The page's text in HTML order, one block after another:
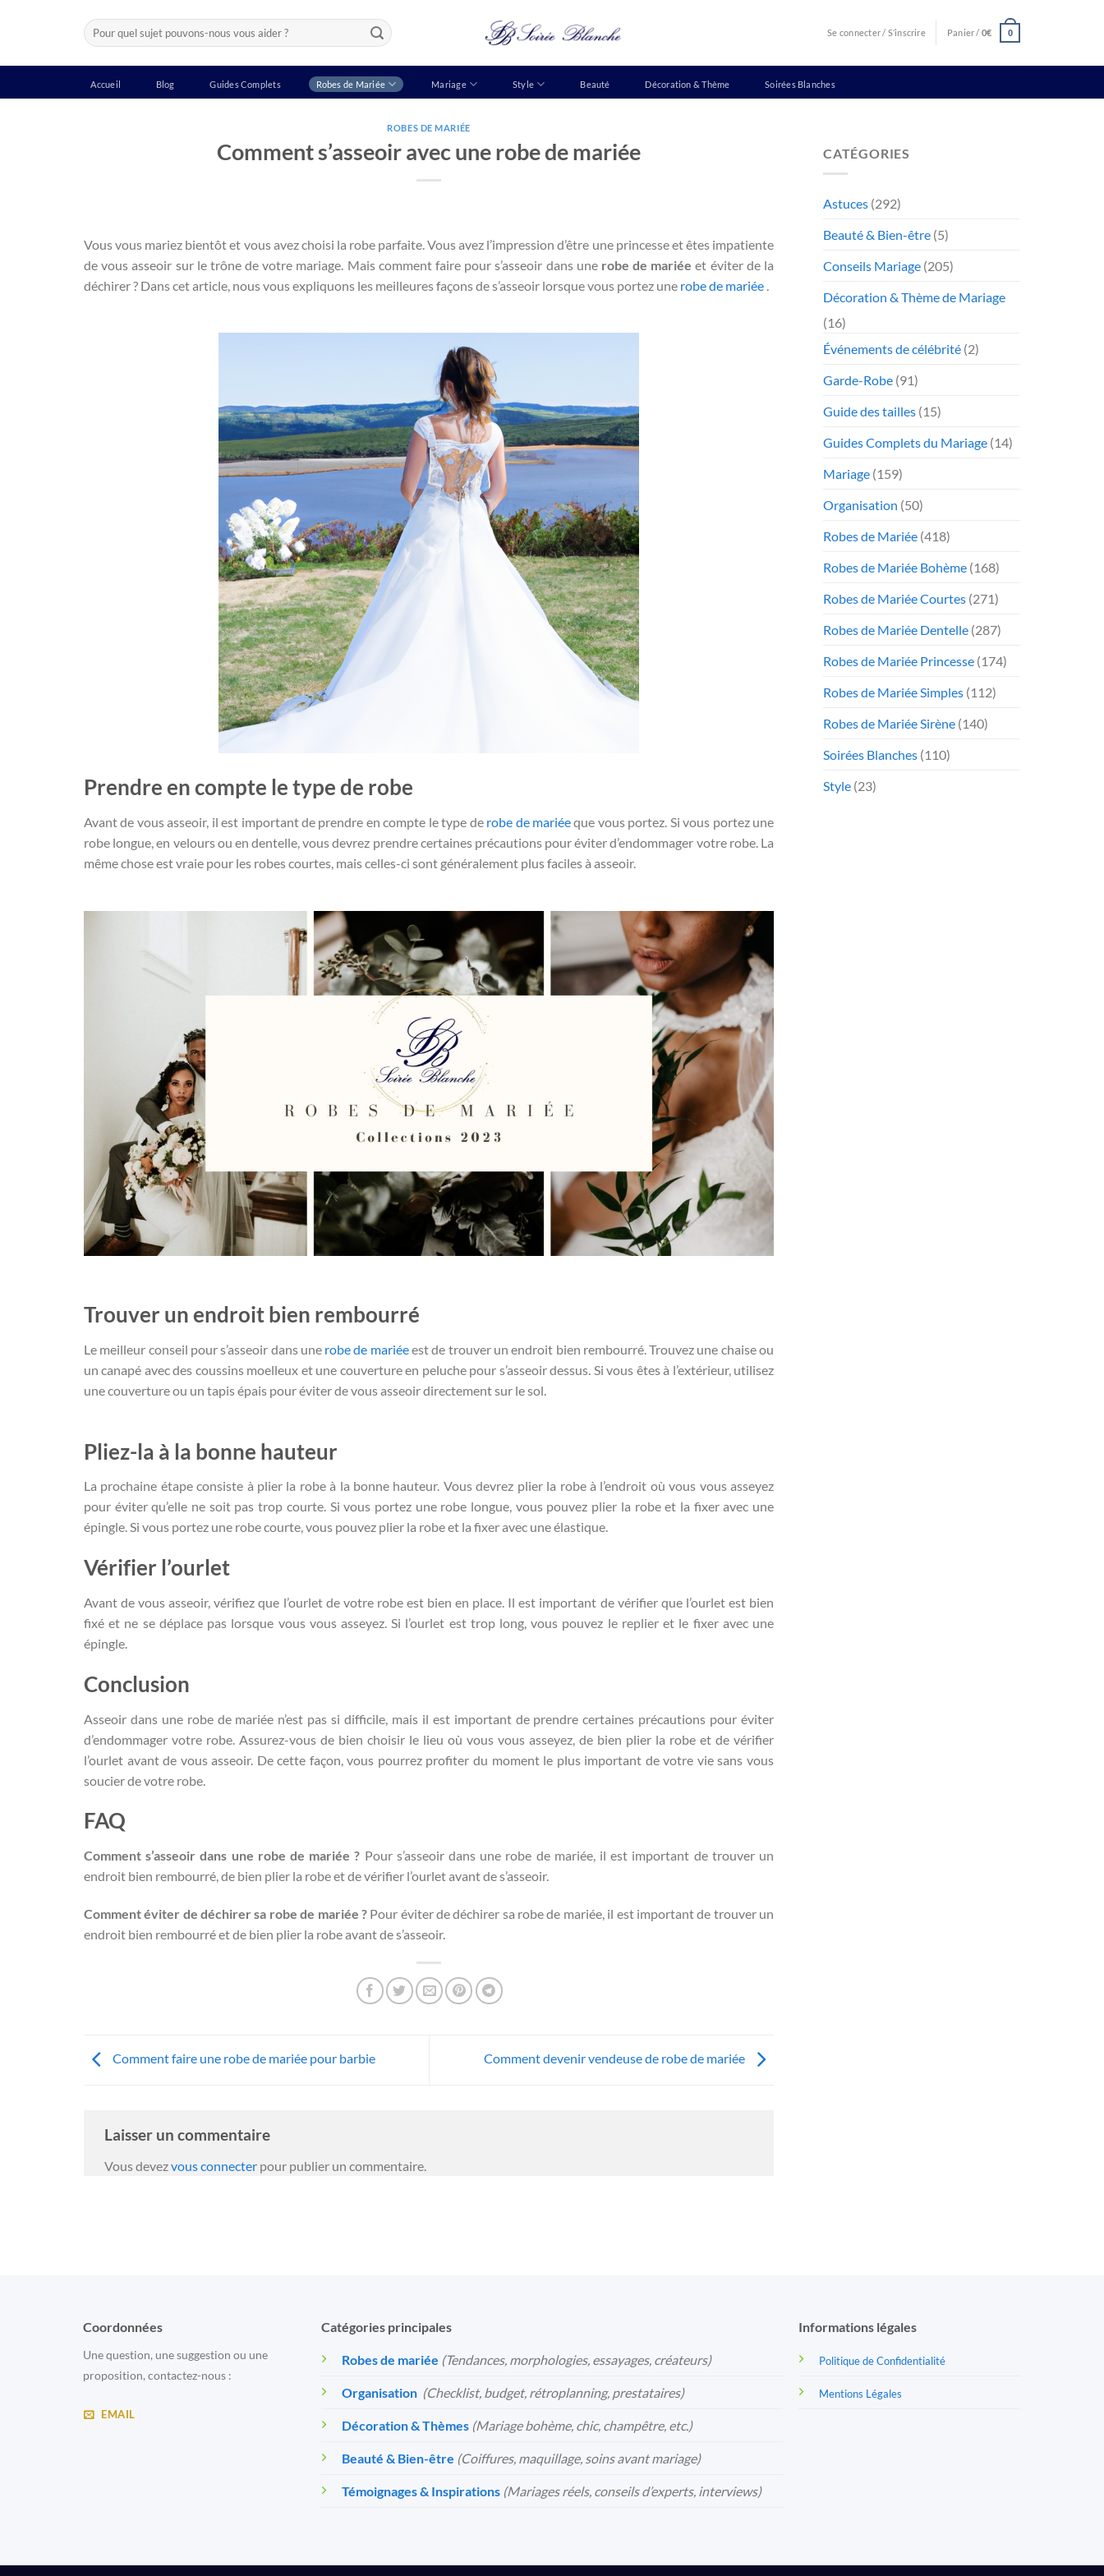
Recherche
pour :
Se connecter / S’inscrire Panier / 0€ 0
Accueil Blog Guides Complets Robes de Mariée Mariage Style Beauté Décoration & Thème Soirées Blanches
ROBES DE MARIÉE
Comment s’asseoir avec une robe de mariée
Vous vous mariez bientôt et vous avez choisi la robe parfaite. Vous avez l’impression d’être une princesse et êtes impatiente
de vous asseoir sur le trône de votre mariage. Mais comment faire pour s’asseoir dans une robe de mariée et éviter de la
déchirer ? Dans cet article, nous vous expliquons les meilleures façons de s’asseoir lorsque vous portez une robe de mariée
Prendre en compte le type de robe
Avant de vous asseoir, il est important de prendre en compte le type de robe de mariéeque vous portez. Si vous portez une
robe longue, en velours ou en dentelle, vous devrez prendre certaines précautions pour éviter d’endommager votre robe. La
même chose est vraie pour les robes courtes, mais celles-ci sont généralement plus faciles à asseoir.
Trouver un endroit bien rembourré
Le meilleur conseil pour s’asseoir dans une robe de mariéeest de trouver un endroit bien rembourré. Trouvez une chaise ou
un canapé avec des coussins moelleux et une couverture en peluche pour s’asseoir dessus. Si vous êtes à l’extérieur, utilisez
une couverture ou un tapis épais pour éviter de vous asseoir directement sur le sol.
Pliez-la à la bonne hauteur
La prochaine étape consiste à plier la robe à la bonne hauteur. Vous devrez plier la robe à l’endroit où vous vous asseyez
pour éviter qu’elle ne soit pas trop courte. Si vous portez une robe longue, vous pouvez plier la robe et la fixer avec une
épingle. Si vous portez une robe courte, vous pouvez plier la robe et la fixer avec une élastique.
Vérifier l’ourlet
Avant de vous asseoir, vérifiez que l’ourlet de votre robe est bien en place. Il est important de vérifier que l’ourlet est bien
fixé et ne se déplace pas lorsque vous vous asseyez. Si l’ourlet est trop long, vous pouvez le replier et le fixer avec une
épingle.
Conclusion
Asseoir dans une robe de mariée n’est pas si difficile, mais il est important de prendre certaines précautions pour éviter
d’endommager votre robe. Assurez-vous de bien choisir le lieu où vous vous asseyez, de bien plier la robe et de vérifier
l’ourlet avant de vous asseoir. De cette façon, vous pourrez profiter du moment le plus important de votre vie sans vous
soucier de votre robe.
FAQ
Comment s’asseoir dans une robe de mariée ? Pour s’asseoir dans une robe de mariée, il est important de trouver un
endroit bien rembourré, de bien plier la robe et de vérifier l’ourlet avant de s’asseoir.
Comment éviter de déchirer sa robe de mariée ?Pour éviter de déchirer sa robe de mariée, il est important de trouver un
endroit bien rembourré et de bien plier la robe avant de s’asseoir.
Comment faire une robe de mariée pour barbie Comment devenir vendeuse de robe de mariée
Laisser un commentaire
Vous devezvous connecter pour publier un commentaire.
CATÉGORIES
Astuces (292)
Beauté & Bien-être (5)
Conseils Mariage (205)
Décoration & Thème de Mariage
(16)
Événements de célébrité (2)
Garde-Robe (91)
Guide des tailles (15)
Guides Complets du Mariage (14)
Mariage (159)
Organisation (50)
Robes de Mariée (418)
Robes de Mariée Bohème (168)
Robes de Mariée Courtes (271)
Robes de Mariée Dentelle (287)
Robes de Mariée Princesse (174)
Robes de Mariée Simples (112)
Robes de Mariée Sirène (140)
Soirées Blanches (110)
Style (23)
Coordonnées
Une question, une suggestion ou une
proposition, contactez-nous :
EMAIL
Catégories principales
Robes de mariée (Tendances, morphologies, essayages, créateurs)
Organisation (Checklist, budget, rétroplanning, prestataires)
Décoration & Thèmes (Mariage bohème, chic, champêtre, etc.)
Beauté & Bien-être (Coiffures, maquillage, soins avant mariage)
Témoignages & Inspirations (Mariages réels, conseils d’experts, interviews)
Informations légales
Politique de Confidentialité
Mentions Légales